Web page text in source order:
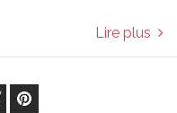
Lire plus